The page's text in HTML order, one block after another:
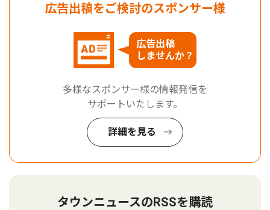
広告出稿をご検討のスポンサー様
広告出稿
しませんか？
多様なスポンサー様の情報発信を
サポートいたします。
詳細を見る
タウンニュースのRSSを購読